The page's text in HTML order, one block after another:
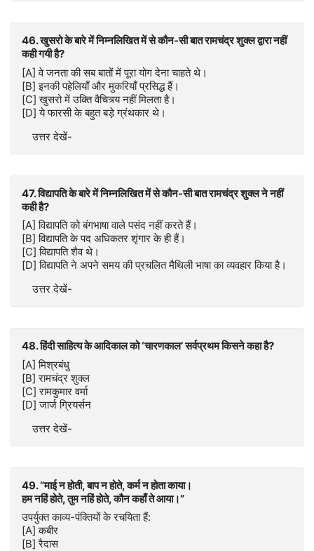
46. खुसरो के बारे में निम्नलिखित में से कौन-सी बात रामचंद्र शुक्ल द्वारा नहीं
कही गयी है?
[A] वे जनता की सब बातों में पूरा योग देना चाहते थे।
[B] इनकी पहेलियाँ और मुकरियाँ प्रसिद्ध हैं।
[C] खुसरो में उक्ति वैचित्र्य नहीं मिलता है।
[D] ये फारसी के बहुत बड़े ग्रंथकार थे।
उत्तर देखें-
47. विद्यापति के बारे में निम्नलिखित में से कौन-सी बात रामचंद्र शुक्ल ने नहीं
कही है?
[A] विद्यापति को बंगभाषा वाले पसंद नहीं करते हैं।
[B] विद्यापति के पद अधिकतर शृंगार के ही हैं।
[C] विद्यापति शैव थे।
[D] विद्यापति ने अपने समय की प्रचलित मैथिली भाषा का व्यवहार किया है।
उत्तर देखें-
48. हिंदी साहित्य के आदिकाल को ‘चारणकाल’ सर्वप्रथम किसने कहा है?
[A] मिश्रबंधु
[B] रामचंद्र शुक्ल
[C] रामकुमार वर्मा
[D] जार्ज ग्रियर्सन
उत्तर देखें-
49. “माई न होती, बाप न होते, कर्म न होता काया।
हम नहिं होते, तुम नहिं होते, कौन कहाँ ते आया।”
उपर्युक्त काव्य-पंक्तियों के रचयिता हैं:
[A] कबीर
[B] रैदास